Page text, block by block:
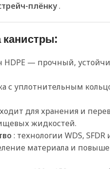
плёнку.
HDPE — прочный,
с уплотнительным
для хранения и
жидкостей.
: технологии WDS,
материала и